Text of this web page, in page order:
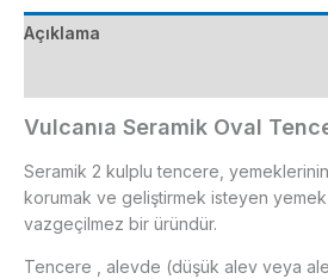
Açıklama
Vulcanıa Seramik Oval
Seramik 2 kulplu tencere,
korumak ve geliştirmek isteyen yemek
vazgeçilmez bir üründür.
Tencere , alevde (düşük alev veya